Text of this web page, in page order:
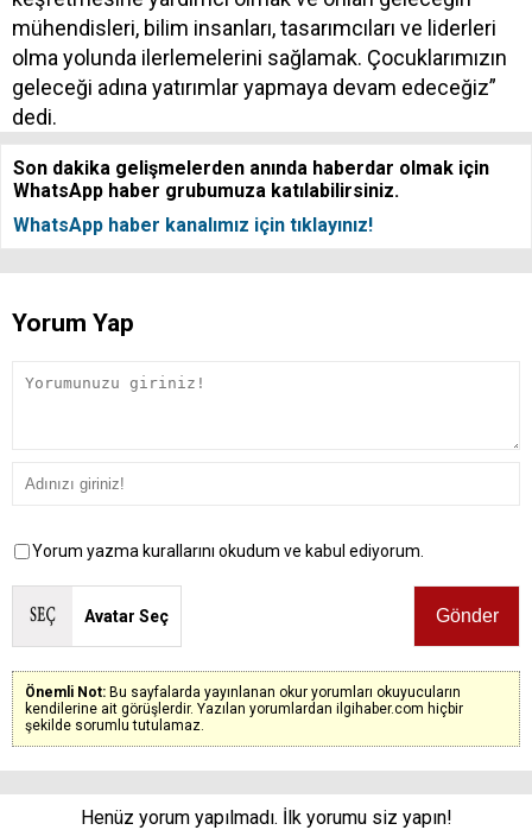
mühendisleri, bilim insanları, tasarımcıları ve liderleri
olma yolunda ilerlemelerini sağlamak. Çocuklarımızın
geleceği adına yatırımlar yapmaya devam edeceğiz”
dedi.
Son dakika gelişmelerden anında haberdar olmak için
WhatsApp haber grubumuza katılabilirsiniz.
WhatsApp haber kanalımız için tıklayınız!
Yorum Yap
Yorum yazma kurallarını okudum ve kabul ediyorum.
Avatar Seç
Önemli Not: Bu sayfalarda yayınlanan okur yorumları okuyucuların
kendilerine ait görüşlerdir. Yazılan yorumlardan ilgihaber.com hiçbir
şekilde sorumlu tutulamaz.
Henüz yorum yapılmadı. İlk yorumu siz yapın!